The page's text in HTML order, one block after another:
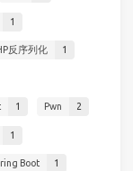
1
反序列化 1
1 Pwn 2
1
Boot 1